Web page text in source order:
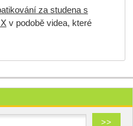
za studena s
v podobě videa, které